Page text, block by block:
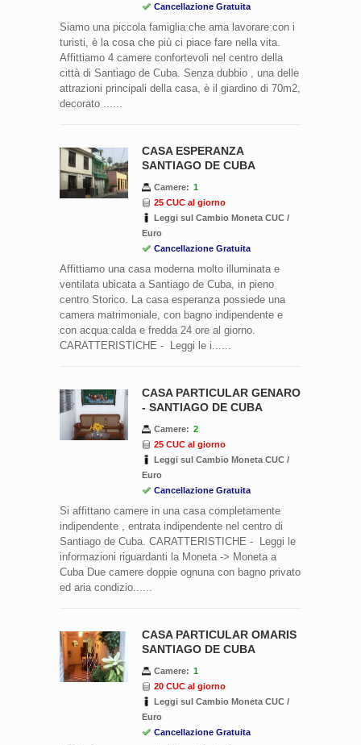
Cancellazione Gratuita
Siamo una piccola famiglia che ama lavorare con i
turisti, è la cosa che più ci piace fare nella vita.
Affittiamo 4 camere confortevoli nel centro della
città di Santiago de Cuba. Senza dubbio , una delle
attrazioni principali della casa, è il giardino di 70m2,
decorato ......
CASA ESPERANZA
SANTIAGO DE CUBA
Camere: 1
25 CUC al giorno
Leggi sul Cambio Moneta CUC /
Euro
Cancellazione Gratuita
Affittiamo una casa moderna molto illuminata e
ventilata ubicata a Santiago de Cuba, in pieno
centro Storico. La casa esperanza possiede una
camera matrimoniale, con bagno indipendente e
con acqua calda e fredda 24 ore al giorno.
CARATTERISTICHE - Leggi le i......
CASA PARTICULAR GENARO
- SANTIAGO DE CUBA
Camere: 2
25 CUC al giorno
Leggi sul Cambio Moneta CUC /
Euro
Cancellazione Gratuita
Si affittano camere in una casa completamente
indipendente , entrata indipendente nel centro di
Santiago de Cuba. CARATTERISTICHE - Leggi le
informazioni riguardanti la Moneta -> Moneta a
Cuba Due camere doppie ognuna con bagno privato
ed aria condizio......
CASA PARTICULAR OMARIS
SANTIAGO DE CUBA
Camere: 1
20 CUC al giorno
Leggi sul Cambio Moneta CUC /
Euro
Cancellazione Gratuita